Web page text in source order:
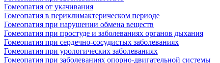
Гомеопатия от укачивания
Гомеопатия в периклимактерическом периоде
Гомеопатия при нарушении обмена веществ
Гомеопатия при простуде и заболеваниях органов дыхания
Гомеопатия при сердечно-сосудистых заболеваниях
Гомеопатия при урологических заболеваниях
Гомеопатия при заболеваниях опорно-двигательной системы